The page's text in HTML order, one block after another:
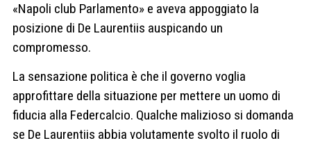
«Napoli club Parlamento» e aveva appoggiato la
posizione di De Laurentiis auspicando un
compromesso.
La sensazione politica è che il governo voglia
approfittare della situazione per mettere un uomo di
fiducia alla Federcalcio. Qualche malizioso si domanda
se De Laurentiis abbia volutamente svolto il ruolo di